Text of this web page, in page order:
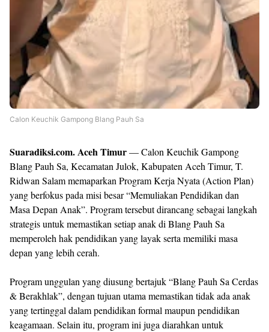
Calon Keuchik Gampong Blang Pauh Sa
Suaradiksi.com. Aceh Timur— Calon Keuchik Gampong
Blang Pauh Sa, Kecamatan Julok, Kabupaten Aceh Timur, T.
Ridwan Salam memaparkan Program Kerja Nyata (Action Plan)
yang berfokus pada misi besar “Memuliakan Pendidikan dan
Masa Depan Anak”. Program tersebut dirancang sebagai langkah
strategis untuk memastikan setiap anak di Blang Pauh Sa
memperoleh hak pendidikan yang layak serta memiliki masa
depan yang lebih cerah.
Program unggulan yang diusung bertajuk “Blang Pauh Sa Cerdas
& Berakhlak”, dengan tujuan utama memastikan tidak ada anak
yang tertinggal dalam pendidikan formal maupun pendidikan
keagamaan. Selain itu, program ini juga diarahkan untuk